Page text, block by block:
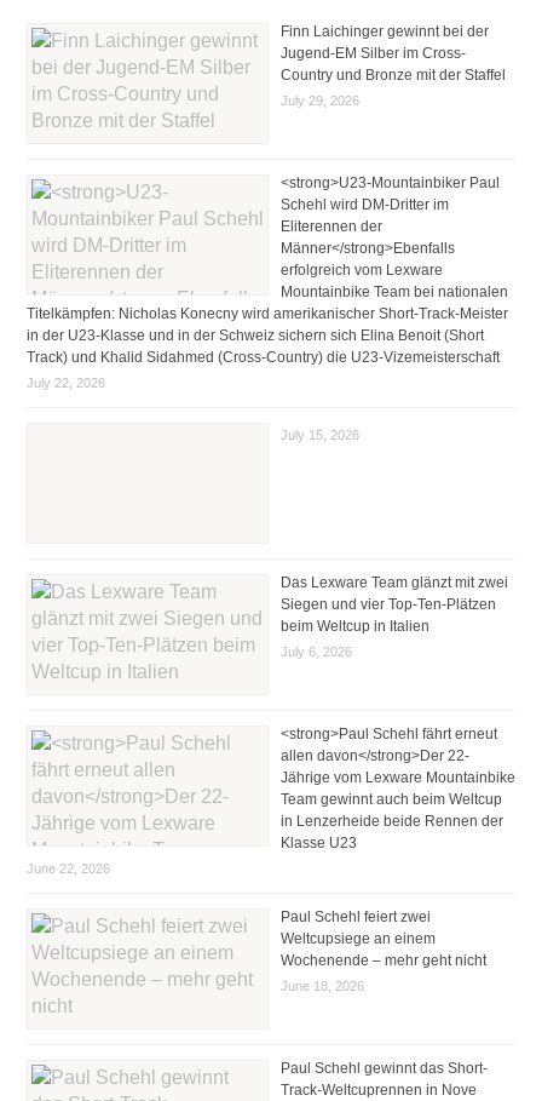
Finn Laichinger gewinnt bei der
Jugend-EM Silber im Cross-
Country und Bronze mit der Staffel
July 29, 2026
<strong>U23-Mountainbiker Paul
Schehl wird DM-Dritter im
Eliterennen der
Männer</strong>Ebenfalls
erfolgreich vom Lexware
Mountainbike Team bei nationalen
Titelkämpfen: Nicholas Konecny wird amerikanischer Short-Track-Meister
in der U23-Klasse und in der Schweiz sichern sich Elina Benoit (Short
Track) und Khalid Sidahmed (Cross-Country) die U23-Vizemeisterschaft
July 22, 2026
July 15, 2026
Das Lexware Team glänzt mit zwei
Siegen und vier Top-Ten-Plätzen
beim Weltcup in Italien
July 6, 2026
<strong>Paul Schehl fährt erneut
allen davon</strong>Der 22-
Jährige vom Lexware Mountainbike
Team gewinnt auch beim Weltcup
in Lenzerheide beide Rennen der
Klasse U23
June 22, 2026
Paul Schehl feiert zwei
Weltcupsiege an einem
Wochenende – mehr geht nicht
June 18, 2026
Paul Schehl gewinnt das Short-
Track-Weltcuprennen in Nove